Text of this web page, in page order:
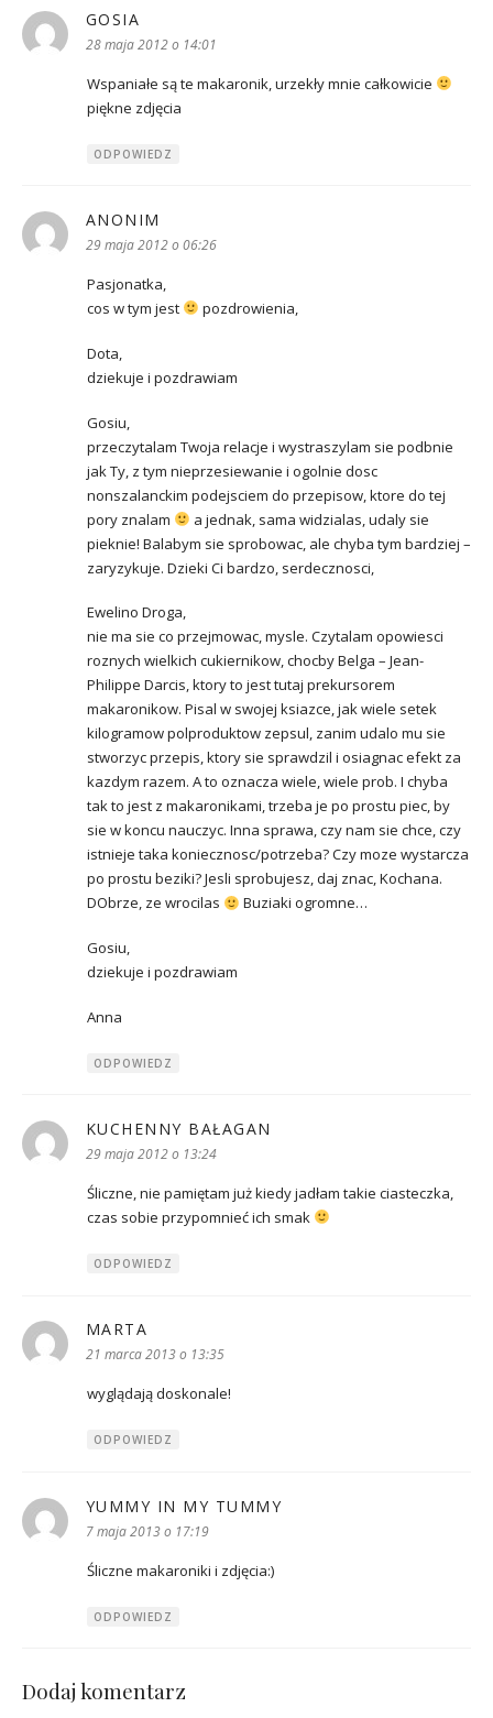
GOSIA
28 maja 2012 o 14:01
Wspaniałe są te makaronik, urzekły mnie całkowicie
piękne zdjęcia
ODPOWIEDZ
ANONIM
29 maja 2012 o 06:26
Pasjonatka,
cos w tym jest
pozdrowienia,
Dota,
dziekuje i pozdrawiam
Gosiu,
przeczytalam Twoja relacje i wystraszylam sie podbnie
jak Ty, z tym nieprzesiewanie i ogolnie dosc
nonszalanckim podejsciem do przepisow, ktore do tej
pory znalam
a jednak, sama widzialas, udaly sie
pieknie! Balabym sie sprobowac, ale chyba tym bardziej –
zaryzykuje. Dzieki Ci bardzo, serdecznosci,
Ewelino Droga,
nie ma sie co przejmowac, mysle. Czytalam opowiesci
roznych wielkich cukiernikow, chocby Belga – Jean-
Philippe Darcis, ktory to jest tutaj prekursorem
makaronikow. Pisal w swojej ksiazce, jak wiele setek
kilogramow polproduktow zepsul, zanim udalo mu sie
stworzyc przepis, ktory sie sprawdzil i osiagnac efekt za
kazdym razem. A to oznacza wiele, wiele prob. I chyba
tak to jest z makaronikami, trzeba je po prostu piec, by
sie w koncu nauczyc. Inna sprawa, czy nam sie chce, czy
istnieje taka koniecznosc/potrzeba? Czy moze wystarcza
po prostu beziki? Jesli sprobujesz, daj znac, Kochana.
DObrze, ze wrocilas
Buziaki ogromne…
Gosiu,
dziekuje i pozdrawiam
Anna
ODPOWIEDZ
KUCHENNY BAŁAGAN
29 maja 2012 o 13:24
Śliczne, nie pamiętam już kiedy jadłam takie ciasteczka,
czas sobie przypomnieć ich smak
ODPOWIEDZ
MARTA
21 marca 2013 o 13:35
wyglądają doskonale!
ODPOWIEDZ
YUMMY IN MY TUMMY
7 maja 2013 o 17:19
Śliczne makaroniki i zdjęcia:)
ODPOWIEDZ
Dodaj komentarz